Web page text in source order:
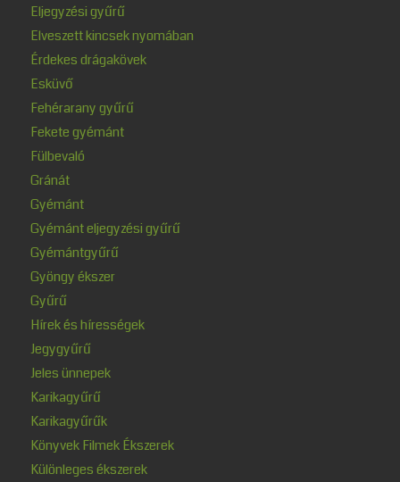
Eljegyzési gyűrű
Elveszett kincsek nyomában
Érdekes drágakövek
Esküvő
Fehérarany gyűrű
Fekete gyémánt
Fülbevaló
Gránát
Gyémánt
Gyémánt eljegyzési gyűrű
Gyémántgyűrű
Gyöngy ékszer
Gyűrű
Hírek és hírességek
Jegygyűrű
Jeles ünnepek
Karikagyűrű
Karikagyűrűk
Könyvek Filmek Ékszerek
Különleges ékszerek